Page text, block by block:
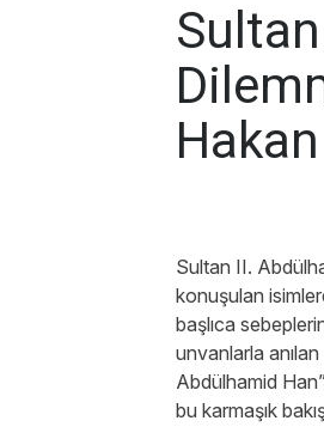
Hakan
Sultan II.
konuşulan
başlıca
unvanlarla
Abdülhamid
bu karmaşık